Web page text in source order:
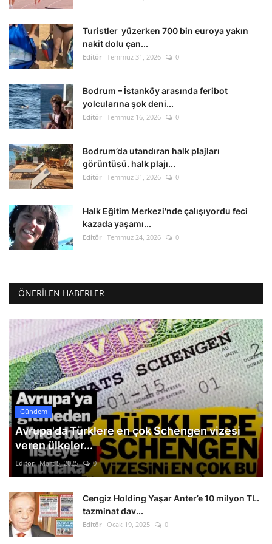
Kültür Sanat Tarih
Sağlık
Ekonomi
Gündem
Dünya
Turistler yüzerken 700 bin euroya yakın
nakit dolu çan...
Editör Temmuz 31, 2026 0
Bodrum – İstanköy arasında feribot
yolcularına şok deni...
Editör Temmuz 16, 2026 0
Bodrum’da utandıran halk plajları
görüntüsü. halk plajı...
Editör Temmuz 31, 2026 0
Halk Eğitim Merkezi'nde çalışıyordu feci
kazada yaşamı...
Editör Temmuz 24, 2026 0
ÖNERILEN HABERLER
Gündem
Avrupa'da Türklere en çok Schengen vizesi
veren ülkeler...
Editör Mart 5, 2025 0
Cengiz Holding Yaşar Anter’e 10 milyon TL.
tazminat dav...
Editör Ocak 19, 2025 0